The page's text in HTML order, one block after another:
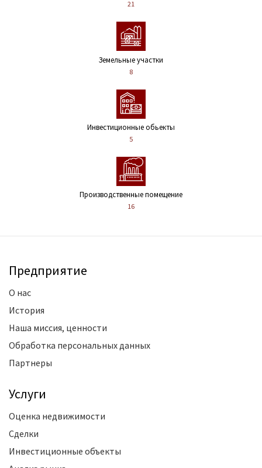
21
Земельные участки
8
Инвестиционные обьекты
5
Производственные помещение
16
Предприятие
О нас
История
Наша миссия, ценности
Обработка персональных данных
Партнеры
Услуги
Оценка недвижимости
Сделки
Инвестиционные объекты